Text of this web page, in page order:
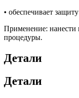
• обеспечивает
Применение: нанести
процедуры.
Детали
Детали